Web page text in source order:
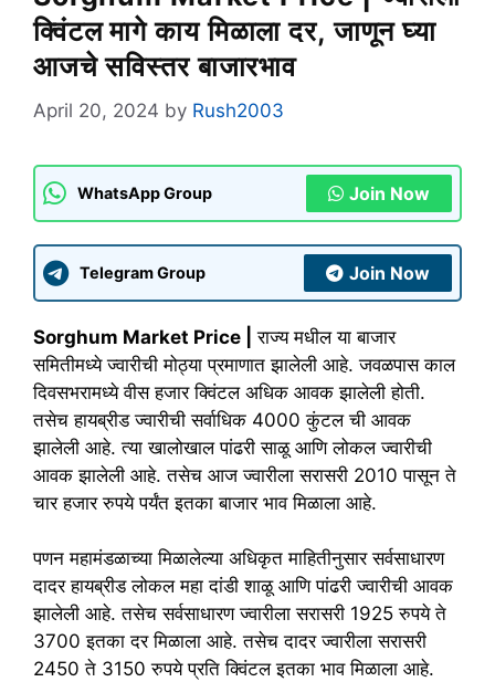
क्विंटल मागे काय मिळाला दर, जाणून घ्या
आजचे सविस्तर बाजारभाव
April 20, 2024 by Rush2003
WhatsApp Group Join Now
Telegram Group Join Now
Sorghum Market Price |
राज्य मधील या बाजार
समितीमध्ये ज्वारीची मोठ्या प्रमाणात झालेली आहे. जवळपास काल
दिवसभरामध्ये वीस हजार क्विंटल अधिक आवक झालेली होती.
तसेच हायब्रीड ज्वारीची सर्वाधिक 4000 कुंटल ची आवक
झालेली आहे. त्या खालोखाल पांढरी साळू आणि लोकल ज्वारीची
आवक झालेली आहे. तसेच आज ज्वारीला सरासरी 2010 पासून ते
चार हजार रुपये पर्यंत इतका बाजार भाव मिळाला आहे.
पणन महामंडळाच्या मिळालेल्या अधिकृत माहितीनुसार सर्वसाधारण
दादर हायब्रीड लोकल महा दांडी शाळू आणि पांढरी ज्वारीची आवक
झालेली आहे. तसेच सर्वसाधारण ज्वारीला सरासरी 1925 रुपये ते
3700 इतका दर मिळाला आहे. तसेच दादर ज्वारीला सरासरी
2450 ते 3150 रुपये प्रति क्विंटल इतका भाव मिळाला आहे.